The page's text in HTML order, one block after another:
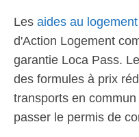
Les aides au logement
d'Action Logement
garantie Loca Pass.
des formules à prix
transports en
passer le permis de